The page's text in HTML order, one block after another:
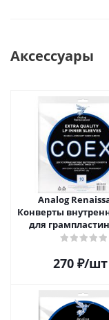
Аксессуары
Analog
Конверты
для
270 ₽/шт